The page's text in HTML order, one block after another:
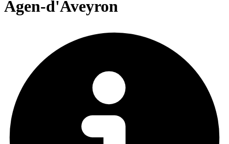
Agen-d'Aveyron